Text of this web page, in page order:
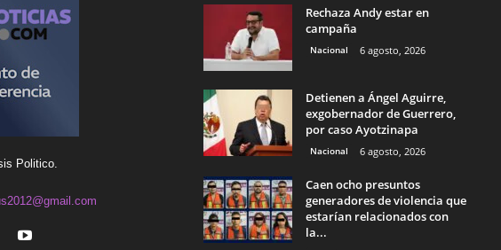
Politico.
Rechaza Andy estar en
campaña
Nacional 6 agosto, 2026
Detienen a Ángel Aguirre,
exgobernador de Guerrero,
por caso Ayotzinapa
Nacional 6 agosto, 2026
Caen ocho presuntos
generadores de violencia que
estarían relacionados con
la...